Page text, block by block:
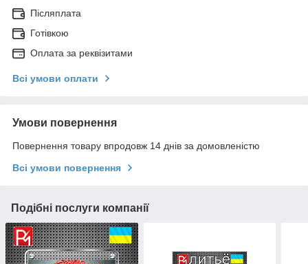
Післяплата
Готівкою
Оплата за реквізитами
Всі умови оплати
Умови повернення
Повернення товару впродовж 14 днів за домовленістю
Всі умови повернення
Подібні послуги компанії